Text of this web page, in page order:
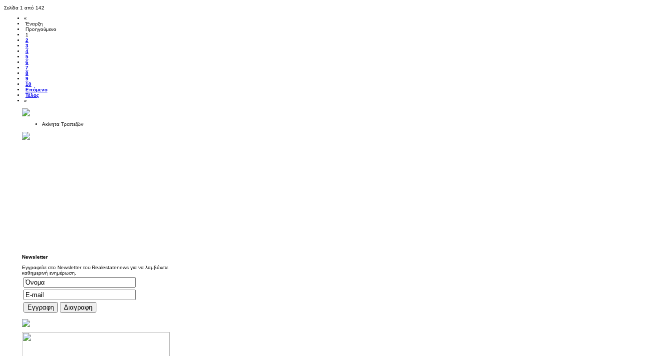
Σελίδα 1 από 142
«
Έναρξη
Προηγούμενο
1
2
3
4
5
6
7
8
9
10
Επόμενο
Τέλος
»
Ακίνητα Τραπεζών
Newsletter
Εγγραφείτε στο Newsletter του Realestatenews για να λαμβάνετε
καθημερινή ενημέρωση.